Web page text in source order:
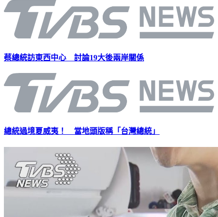
蔡總統訪東西中心 討論19大後兩岸關係
總統過境夏威夷！ 當地頭版稱「台灣總統」